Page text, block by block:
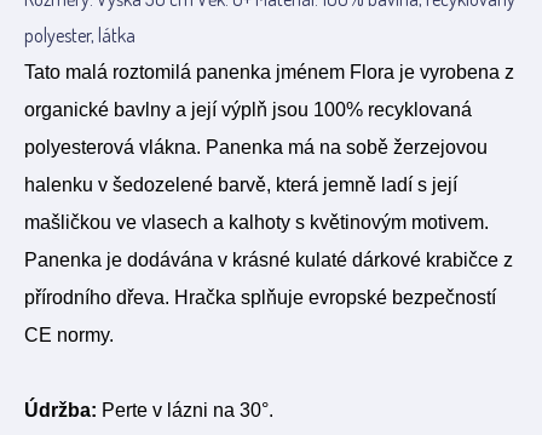
polyester, látka
Tato malá roztomilá panenka jménem Flora je vyrobena z
organické bavlny a její výplň jsou 100% recyklovaná
polyesterová vlákna. Panenka má na sobě žerzejovou
halenku v šedozelené barvě, která jemně ladí s její
mašličkou ve vlasech a kalhoty s květinovým motivem.
Panenka je dodávána v krásné kulaté dárkové krabičce z
přírodního dřeva. Hračka splňuje evropské bezpečností
CE normy.
Údržba: Perte v lázni na 30°.